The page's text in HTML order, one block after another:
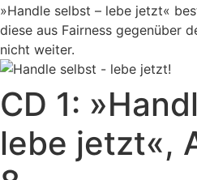
»Handle selbst – lebe jetzt«
diese aus Fairness gegenüber
nicht weiter.
CD 1:
lebe jetzt«,